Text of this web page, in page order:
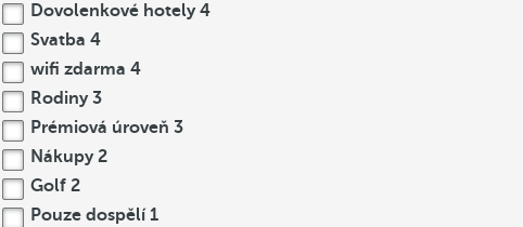
Dovolenkové hotely 4
Svatba 4
wifi zdarma 4
Rodiny 3
Prémiová úroveň 3
Nákupy 2
Golf 2
Pouze dospělí1